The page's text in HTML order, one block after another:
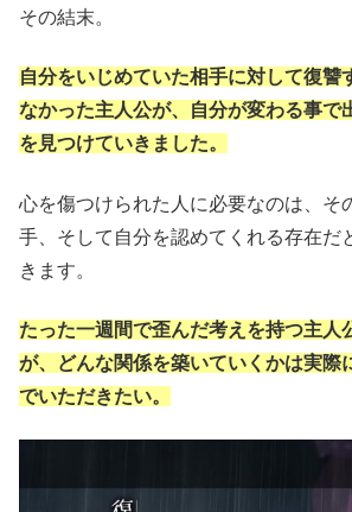
その結末。
自分をいじめていた相手に対して復讐
なかった主人公が、自分が変わる事で
を見つけていきました。
心を傷つけられた人に必要なのは、そ
手、そして自分を認めてくれる存在だ
きます。
たった一週間で歪んだ考えを持つ主人
が、どんな関係を築いていくかは実際
でいただきたい。